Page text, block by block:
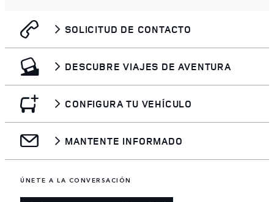
SOLICITUD DE CONTACTO
DESCUBRE VIAJES DE AVENTURA
CONFIGURA TU VEHÍCULO
MANTENTE INFORMADO
ÚNETE A LA CONVERSACIÓN